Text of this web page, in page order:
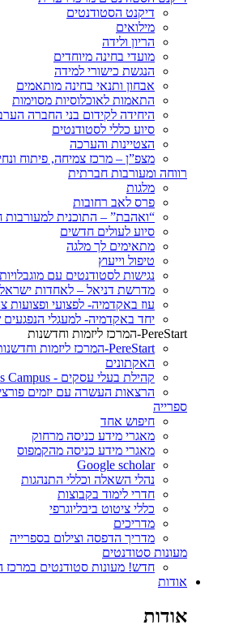
דיקנט הסטודנטים
מילואים
הריון ולידה
מועדי בחינה מיוחדים
הנגשת כישורי למידה
אבחון ותנאי בחינה מותאמים
התאמות לאוכלוסיות מסוימות
היחידה לקידום בני החברה
סיוע כללי לסטודנטים
הצטיינות והערכה
מצפ”ן – מרכז צמיחה, פיתוח
רווחה ומעורבות חברתית
מלגות
פרס לאב רחובות
“ואהבת” – התוכנית למעורבות
סיוע לעולים חדשים
מתאימים לך מלגה
טיפול וייעוץ
נגישות לסטודנטים עם מוגבלויות
מדרשת דניאל – לאחדות ישראל
עוז באקדמיה- לפצועי ופצועות
יחד באקדמיה- למעגלי
PereStart-המרכז ליזמות וחדשנות
PereStart-המרכז ליזמות וחדשנות
האקתונים
קהילת בעלי עסקים - Business Campus
הרצאות העשרה עם יזמים
ספרייה
חיפוש אחד
מאגרי מידע כניסה מרחוק
מאגרי מידע כניסה מהקמפוס
Google scholar
נהלי השאלה וכללי התנהגות
חדרי לימוד בקבוצות
כללי ציטוט ביבליוגרפי
מדריכים
מדריך הדפסה וצילום בספרייה
מעונות סטודנטים
חדש! מעונות סטודנטים
אודות
אודות